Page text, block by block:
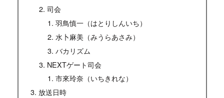
司会
羽鳥慎一（はとりしんいち）
水卜麻美（みうらあさみ）
バカリズム
NEXTゲート司会
市來玲奈（いちきれな）
放送日時